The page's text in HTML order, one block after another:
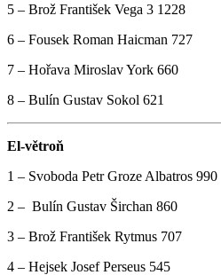
5 – Brož František Vega 3 1228
6 – Fousek Roman Haicman 727
7 – Hořava Miroslav York 660
8 – Bulín Gustav Sokol 621
El-větroň
1 – Svoboda Petr Groze Albatros 990
2 – Bulín Gustav Širchan 860
3 – Brož František Rytmus 707
4 – Hejsek Josef Perseus 545